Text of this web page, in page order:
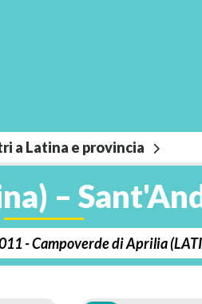
a Latina e provincia
–
- Campoverde di Aprilia